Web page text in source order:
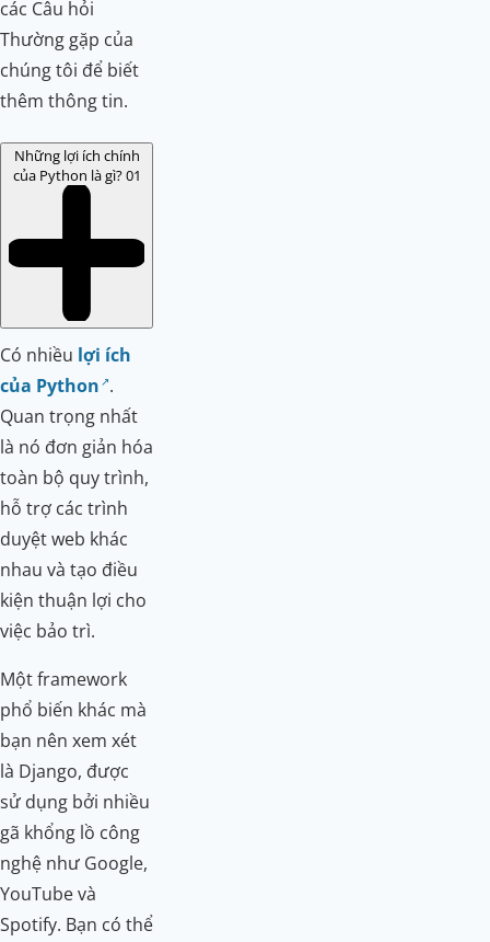
các Câu hỏi
Thường gặp của
chúng tôi để biết
thêm thông tin.
Những lợi ích chính
của Python là gì?01
Có nhiều lợi ích
của Python .
Quan trọng nhất
là nó đơn giản hóa
toàn bộ quy trình,
hỗ trợ các trình
duyệt web khác
nhau và tạo điều
kiện thuận lợi cho
việc bảo trì.
Một framework
phổ biến khác mà
bạn nên xem xét
là Django, được
sử dụng bởi nhiều
gã khổng lồ công
nghệ như Google,
YouTube và
Spotify. Bạn có thể